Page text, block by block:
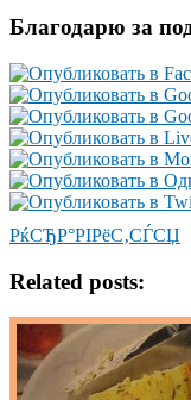
Благодарю за
РќСЂР°РІРёС‚СЃСЏ
Related posts: